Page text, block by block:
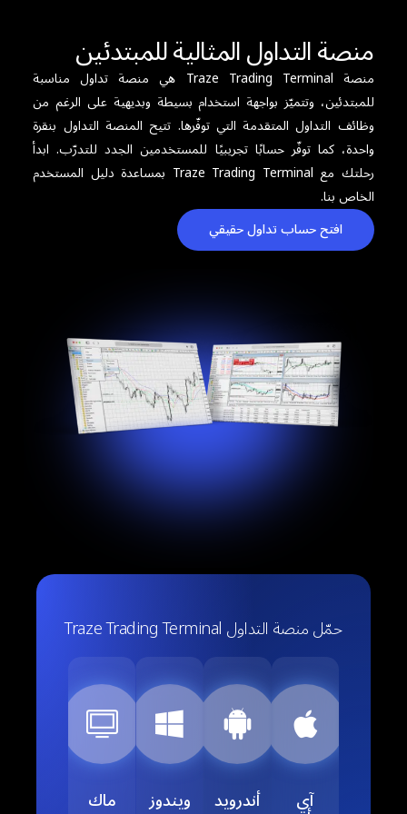
منصة التداول المثالية للمبتدئين
منصة Traze Trading Terminal هي منصة تداول مناسبة
للمبتدئين، وتتميّز بواجهة استخدام بسيطة وبديهية على الرغم من
وظائف التداول المتقدمة التي توفّرها. تتيح المنصة التداول بنقرة
واحدة، كما توفّر حسابًا تجريبيًا للمستخدمين الجدد للتدرّب. ابدأ
رحلتك مع Traze Trading Terminal بمساعدة دليل المستخدم
الخاص بنا.
افتح حساب تداول حقيقي
حمّل منصة التداول Traze Trading Terminal
آي أندرويد ويندوز ماك